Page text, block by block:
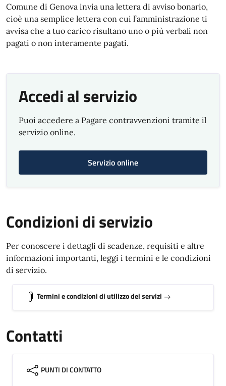
Comune di Genova invia una lettera di avviso bonario,
cioè una semplice lettera con cui l’amministrazione ti
avvisa che a tuo carico risultano uno o più verbali non
pagati o non interamente pagati.
Accedi al servizio
Puoi accedere a Pagare contravvenzioni tramite il
servizio online.
Servizio online
Condizioni di servizio
Per conoscere i dettagli di scadenze, requisiti e altre
informazioni importanti, leggi i termini e le condizioni
di servizio.
Termini e condizioni di utilizzo dei servizi
Contatti
PUNTI DI CONTATTO